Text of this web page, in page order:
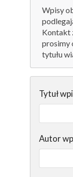
Wpisy
Kontakt
prosimy
tytułu
Tytuł
Autor